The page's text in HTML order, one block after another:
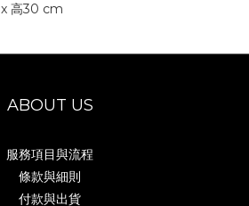
x 高30 cm
ABOUT US
服務項目與流程
條款與細則
付款與出貨